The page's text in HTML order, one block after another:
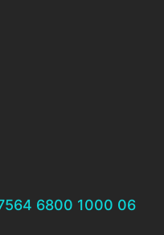
6800 1000 06